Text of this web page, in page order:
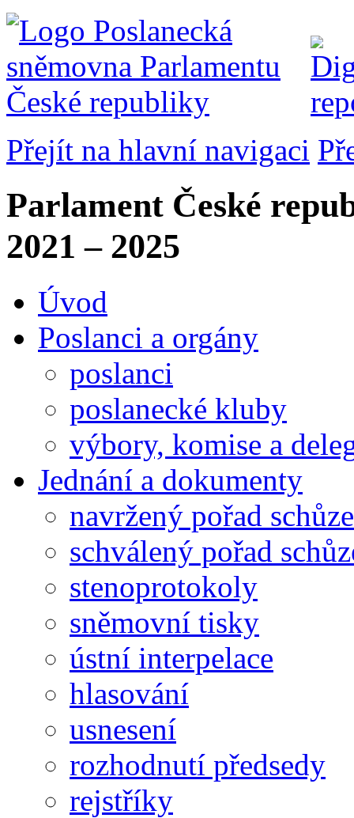
Přejít na hlavní navigaci
Parlament České
2021 – 2025
Úvod
Poslanci a orgány
poslanci
poslanecké kluby
výbory, komise a
Jednání a dokumenty
navržený pořad schůze
schválený pořad
stenoprotokoly
sněmovní tisky
ústní interpelace
hlasování
usnesení
rozhodnutí předsedy
rejstříky